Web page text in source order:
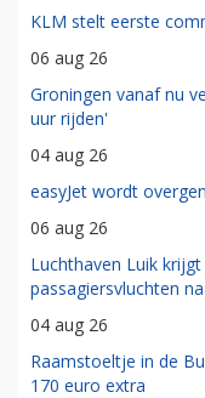
KLM stelt eerste
06 aug 26
Groningen vanaf nu
uur rijden'
04 aug 26
easyJet wordt
06 aug 26
Luchthaven Luik
passagiersvluchten
04 aug 26
Raamstoeltje in de
170 euro extra